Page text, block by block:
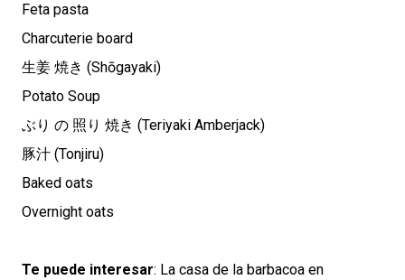
Feta pasta
Charcuterie board
生姜 焼き (Shōgayaki)
Potato Soup
ぶり の 照り 焼き (Teriyaki Amberjack)
豚汁 (Tonjiru)
Baked oats
Overnight oats
Te puede interesar: La casa de la barbacoa en